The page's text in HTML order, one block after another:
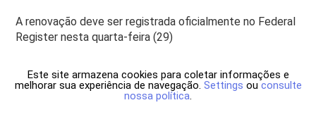
A renovação deve ser registrada oficialmente no Federal
Register nesta quarta-feira (29)
Este site armazena cookies para coletar informações e
melhorar sua experiência de navegação. Settings ou consulte
nossa política.